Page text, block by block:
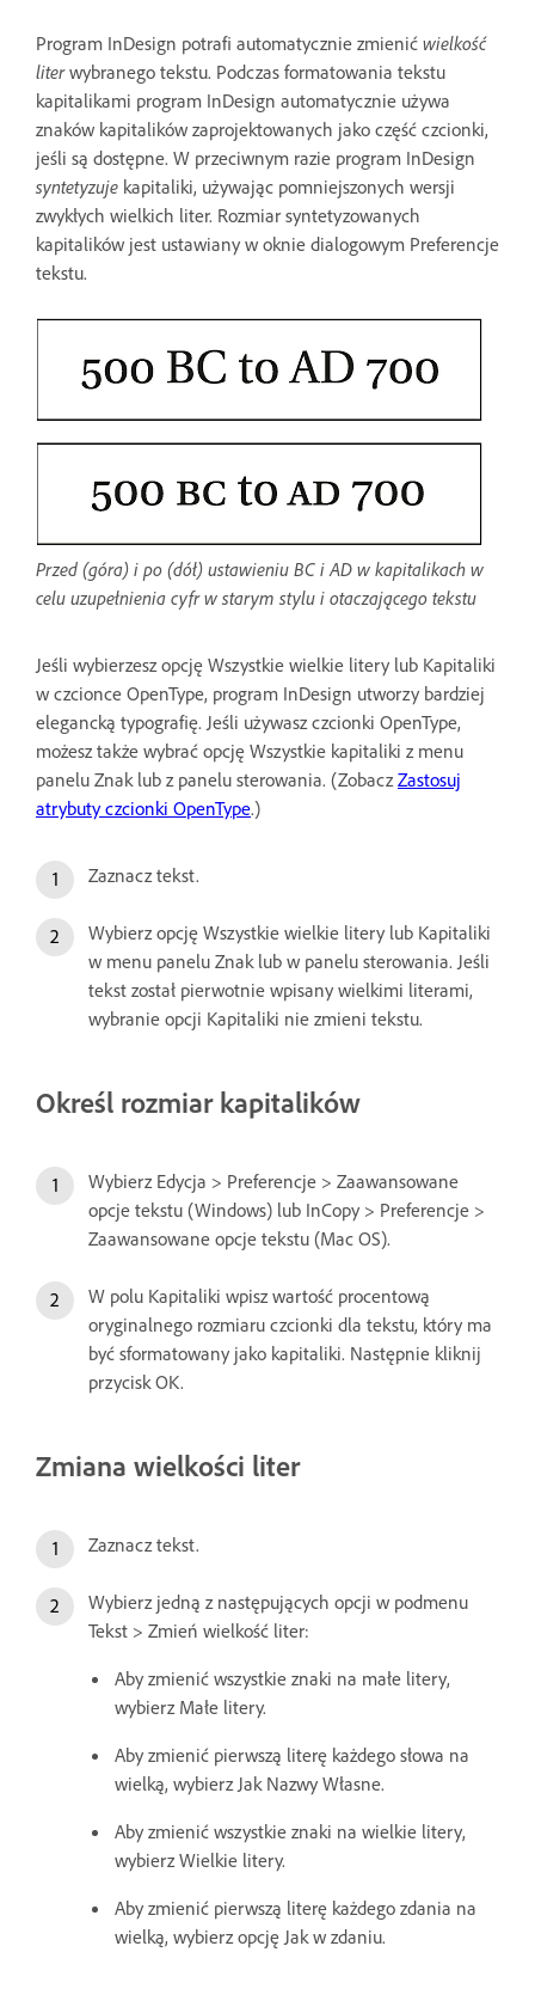
Program InDesign potrafi automatycznie zmienić wielkość
literwybranego tekstu. Podczas formatowania tekstu
kapitalikami program InDesign automatycznie używa
znaków kapitalików zaprojektowanych jako część czcionki,
jeśli są dostępne. W przeciwnym razie program InDesign
syntetyzuje kapitaliki, używając pomniejszonych wersji
zwykłych wielkich liter. Rozmiar syntetyzowanych
kapitalików jest ustawiany w oknie dialogowym Preferencje
tekstu.
Przed (góra) i po (dół) ustawieniu BC i AD w kapitalikach w
celu uzupełnienia cyfr w starym stylu i otaczającego tekstu
Jeśli wybierzesz opcję Wszystkie wielkie litery lub Kapitaliki
w czcionce OpenType, program InDesign utworzy bardziej
elegancką typografię. Jeśli używasz czcionki OpenType,
możesz także wybrać opcję Wszystkie kapitaliki z menu
panelu Znak lub z panelu sterowania. (Zobacz Zastosuj
atrybuty czcionki OpenType.)
Zaznacz tekst.
Wybierz opcję Wszystkie wielkie litery lub Kapitaliki
w menu panelu Znak lub w panelu sterowania. Jeśli
tekst został pierwotnie wpisany wielkimi literami,
wybranie opcji Kapitaliki nie zmieni tekstu.
Określ rozmiar kapitalików
Wybierz Edycja > Preferencje > Zaawansowane
opcje tekstu (Windows) lub InCopy > Preferencje >
Zaawansowane opcje tekstu (Mac OS).
W polu Kapitaliki wpisz wartość procentową
oryginalnego rozmiaru czcionki dla tekstu, który ma
być sformatowany jako kapitaliki. Następnie kliknij
przycisk OK.
Zmiana wielkości liter
Zaznacz tekst.
Wybierz jedną z następujących opcji w podmenu
Tekst > Zmień wielkość liter:
Aby zmienić wszystkie znaki na małe litery,
wybierz Małe litery.
Aby zmienić pierwszą literę każdego słowa na
wielką, wybierz Jak Nazwy Własne.
Aby zmienić wszystkie znaki na wielkie litery,
wybierz Wielkie litery.
Aby zmienić pierwszą literę każdego zdania na
wielką, wybierz opcję Jak w zdaniu.